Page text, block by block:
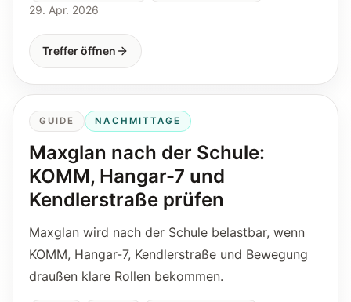
29. Apr. 2026
Treffer öffnen
GUIDE NACHMITTAGE
Maxglan nach der Schule:
KOMM, Hangar-7 und
Kendlerstraße prüfen
Maxglan wird nach der Schule belastbar, wenn
KOMM, Hangar-7, Kendlerstraße und Bewegung
draußen klare Rollen bekommen.